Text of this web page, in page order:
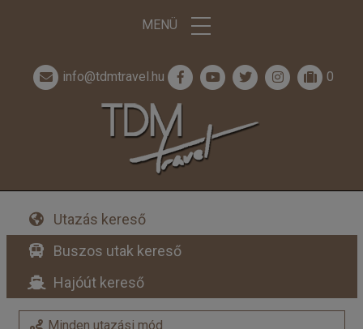
MENÜ
info@tdmtravel.hu 0
Utazás kereső
Buszos utak kereső
Hajóút kereső